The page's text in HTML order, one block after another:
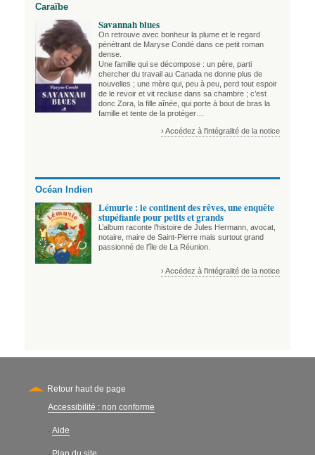
Caraïbe
Savannah blues
On retrouve avec bonheur la plume et le regard
pénétrant de Maryse Condé dans ce petit roman
dense.
Une famille qui se décompose : un père, parti
chercher du travail au Canada ne donne plus de
nouvelles ; une mère qui, peu à peu, perd tout espoir
de le revoir et vit recluse dans sa chambre ; c’est
donc Zora, la fille aînée, qui porte à bout de bras la
famille et tente de la protéger…
› Accédez à l'intégralité de la notice
Océan Indien
Lémurie : le continent des rêves, une enquête
stupéfiante pour petits et grands
L’album raconte l’histoire de Jules Hermann, avocat,
notaire, maire de Saint-Pierre mais surtout grand
passionné de l’île de La Réunion.
› Accédez à l'intégralité de la notice
Retour haut de page
Secondary
Accessibilité : non conforme
- Aide